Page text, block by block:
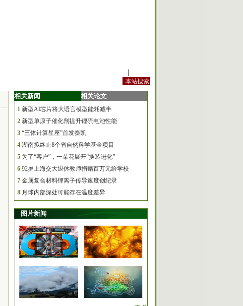
相关新闻 相关论文
1 新型AI芯片将大语言模型能耗减半
2 新型单原子催化剂提升锂硫电池性能
3 “三体计算星座”首发奏凯
4 湖南拟终止8个省自然科学基金项目
5 为了“客户”，一朵花展开“换装进化”
6 92岁上海交大退休教师捐赠百万元给学校
7 金属复合材料锂离子传导速度创纪录
8 月球内部深处可能存在温度差异
图片新闻